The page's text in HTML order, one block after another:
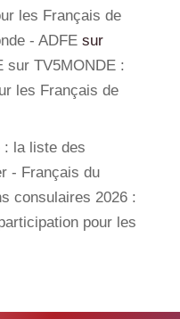
les Français de
- ADFEsur
sur TV5MONDE :
les Français de
: la liste des
- Français du
consulaires 2026 :
pour les